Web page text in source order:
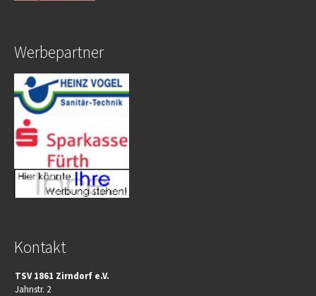
Werbepartner
Kontakt
TSV 1861 Zirndorf e.V.
Jahnstr. 2